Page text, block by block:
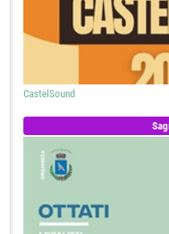
CastelSound